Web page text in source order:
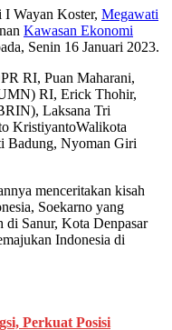
Wayan Koster, Megawati
Kawasan Ekonomi
Senin 16 Januari 2023.
RI, Puan Maharani,
RI, Erick Thohir,
Laksana Tri
KristiyantoWalikota
Badung, Nyoman Giri
menceritakan kisah
Soekarno yang
di Sanur, Kota Denpasar
Indonesia di
Perkuat Posisi